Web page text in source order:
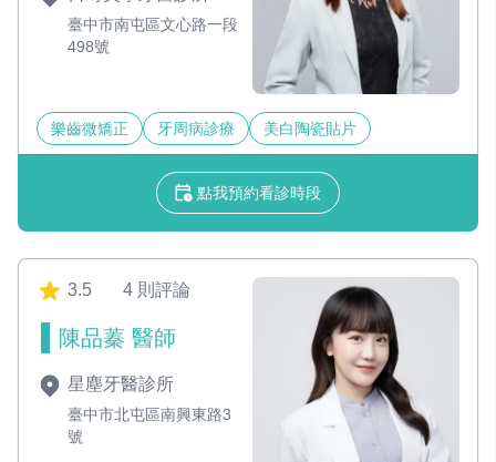
臺中市南屯區文心路一段
498號
樂齒微矯正 牙周病診療 美白陶瓷貼片
點我預約看診時段
3.5 4 則評論
陳品蓁 醫師
星塵牙醫診所
臺中市北屯區南興東路3
號